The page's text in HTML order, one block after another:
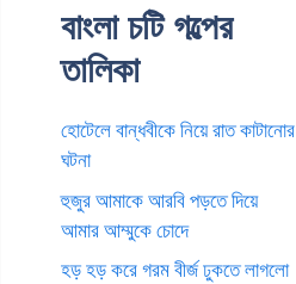
বাংলা চটি গল্পের
তালিকা
হোটেলে বান্ধবীকে নিয়ে রাত কাটানোর
ঘটনা
হুজুর আমাকে আরবি পড়তে দিয়ে
আমার আম্মুকে চোদে
হড় হড় করে গরম বীর্জ ঢুকতে লাগলো